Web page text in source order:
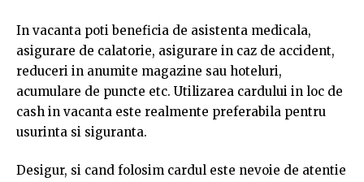
In vacanta poti beneficia de asistenta medicala,
asigurare de calatorie, asigurare in caz de accident,
reduceri in anumite magazine sau hoteluri,
acumulare de puncte etc. Utilizarea cardului in loc de
cash in vacanta este realmente preferabila pentru
usurinta si siguranta.
Desigur, si cand folosim cardul este nevoie de atentie